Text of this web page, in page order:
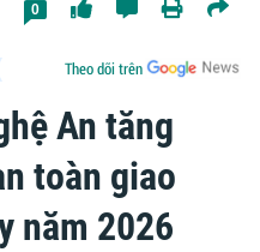
An tăng
toàn giao
năm 2026
0
Theo dõi trên